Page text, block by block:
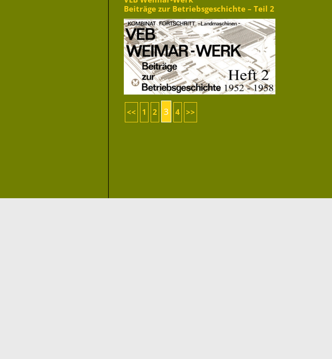
Beiträge zur Betriebsgeschichte – Teil 2
<< 1 2 3 4 >>